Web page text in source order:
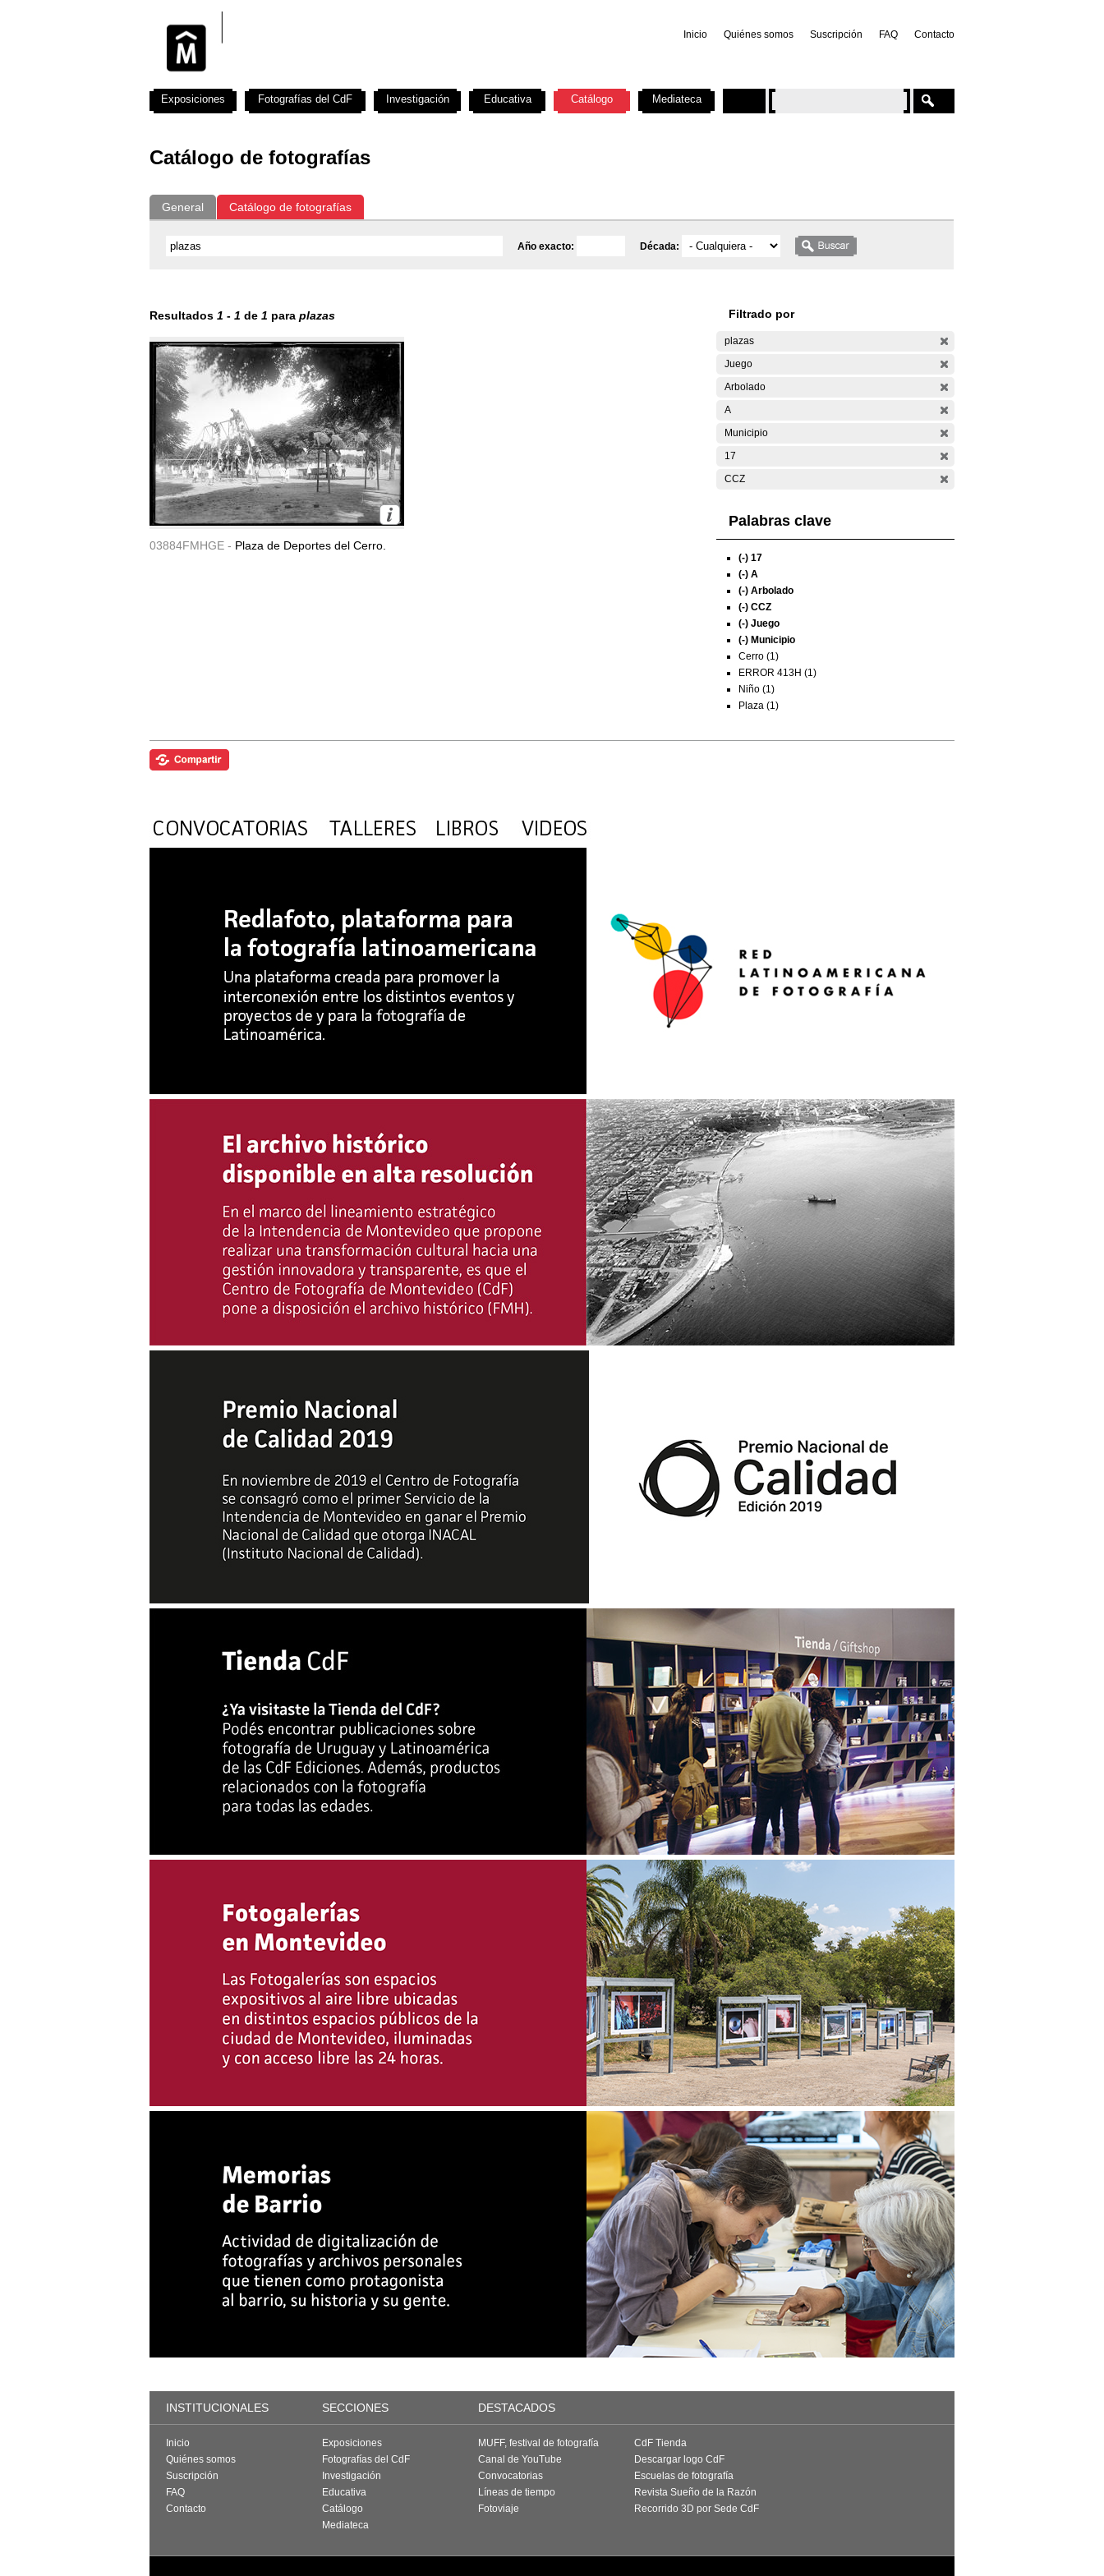
Inicio Quiénes somos Suscripción FAQ Contacto
Catálogo de fotografías
General Catálogo de fotografías
Año exacto: Década:
Resultados 1 - 1 de 1 para plazas
03884FMHGE - Plaza de Deportes del Cerro.
Filtrado por
plazas
Juego
Arbolado
A
Municipio
17
CCZ
Palabras clave
(-) 17
(-) A
(-) Arbolado
(-) CCZ
(-) Juego
(-) Municipio
Cerro (1)
ERROR 413H (1)
Niño (1)
Plaza (1)
Exposiciones Fotografías del CdF Investigación Educativa Catálogo Mediateca
INSTITUCIONALES SECCIONES DESTACADOS
Inicio
Quiénes somos
Suscripción
FAQ
Contacto
Exposiciones
Fotografías del CdF
Investigación
Educativa
Catálogo
Mediateca
MUFF, festival de fotografía
Canal de YouTube
Convocatorias
Líneas de tiempo
Fotoviaje
CdF Tienda
Descargar logo CdF
Escuelas de fotografía
Revista Sueño de la Razón
Recorrido 3D por Sede CdF